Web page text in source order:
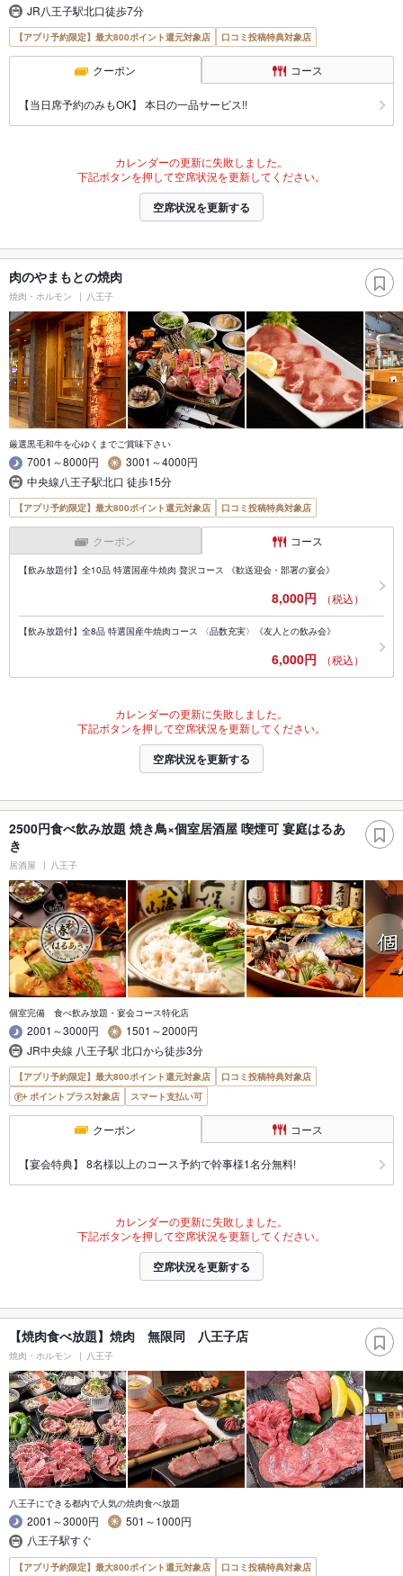
JR八王子駅北口徒歩7分
【アプリ予約限定】最大800ポイント還元対象店 口コミ投稿特典対象店
クーポン コース
【当日席予約のみもOK】 本日の一品サービス!!
カレンダーの更新に失敗しました。
下記ボタンを押して空席状況を更新してください。
空席状況を更新する
肉のやまもとの焼肉
焼肉・ホルモン 八王子
厳選黒毛和牛を心ゆくまでご賞味下さい
7001～8000円
3001～4000円
中央線八王子駅北口 徒歩15分
【アプリ予約限定】最大800ポイント還元対象店 口コミ投稿特典対象店
クーポン コース
【飲み放題付】全10品 特選国産牛焼肉 贅沢コース 《歓送迎会・部署の宴会》
8,000円 （税込）
【飲み放題付】全8品 特選国産牛焼肉コース 〈品数充実〉《友人との飲み会》
6,000円 （税込）
カレンダーの更新に失敗しました。
下記ボタンを押して空席状況を更新してください。
空席状況を更新する
2500円食べ飲み放題 焼き鳥×個室居酒屋 喫煙可 宴庭はるあ
き
居酒屋 八王子
個室完備 食べ飲み放題・宴会コース特化店
2001～3000円
1501～2000円
JR中央線 八王子駅 北口から徒歩3分
【アプリ予約限定】最大800ポイント還元対象店
口コミ投稿特典対象店
ポイントプラス対象店
スマート支払い可
クーポン コース
【宴会特典】 8名様以上のコース予約で幹事様1名分無料!
カレンダーの更新に失敗しました。
下記ボタンを押して空席状況を更新してください。
空席状況を更新する
【焼肉食べ放題】焼肉 無限同 八王子店
焼肉・ホルモン 八王子
八王子にできる都内で人気の焼肉食べ放題
2001～3000円
501～1000円
八王子駅すぐ
【アプリ予約限定】最大800ポイント還元対象店 口コミ投稿特典対象店